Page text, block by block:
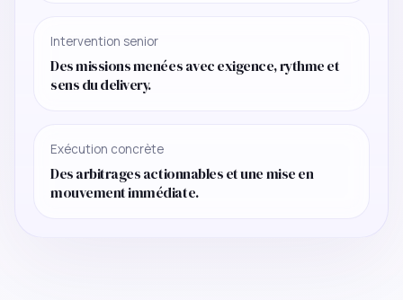
Intervention senior
Des missions menées avec exigence, rythme et
sens du delivery.
Exécution concrète
Des arbitrages actionnables et une mise en
mouvement immédiate.